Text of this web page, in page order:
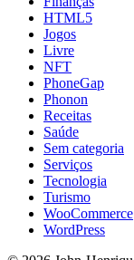
HTML5
Jogos
Livre
NFT
PhoneGap
Phonon
Receitas
Saúde
Sem categoria
Serviços
Tecnologia
Turismo
WooCommerce
WordPress